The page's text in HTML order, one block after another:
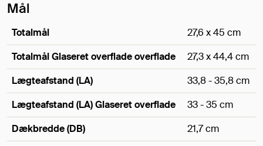
Mål
Totalmål
27,6 x 45 cm
Totalmål Glaseret overflade overflade
27,3 x 44,4 cm
Lægteafstand (LA)
33,8 - 35,8 cm
Lægteafstand (LA) Glaseret overflade
33 - 35 cm
Dækbredde (DB)
21,7 cm